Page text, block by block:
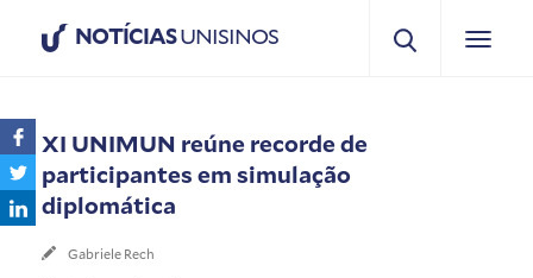
NOTÍCIASUNISINOS
XI UNIMUN reúne recorde de
participantes em simulação
diplomática
Gabriele Rech